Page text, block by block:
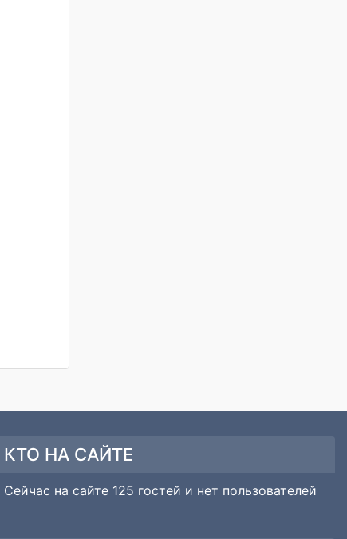
КТО НА САЙТЕ
Сейчас на сайте 125 гостей и нет пользователей